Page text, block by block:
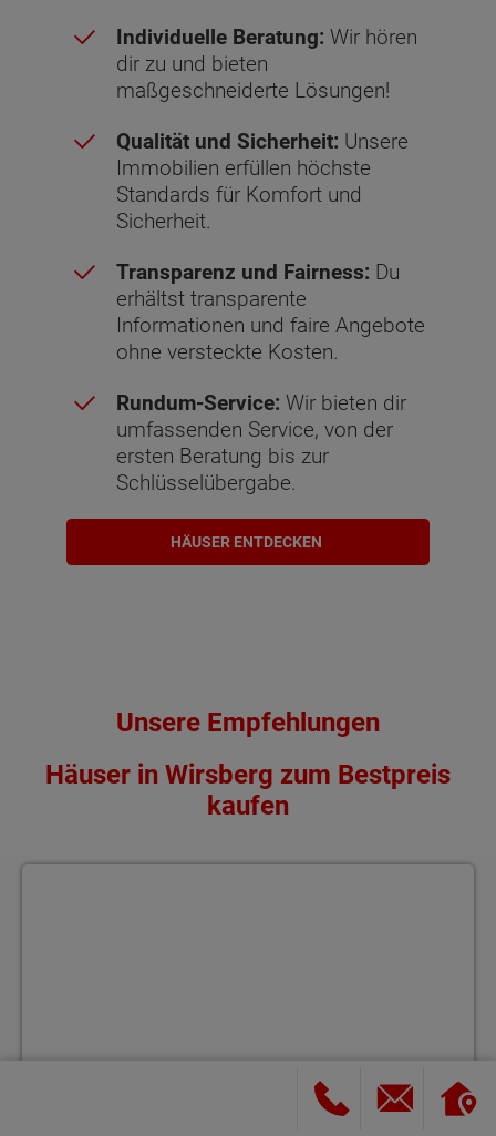
Individuelle Beratung: Wir hören
dir zu und bieten
maßgeschneiderte Lösungen!
Qualität und Sicherheit: Unsere
Immobilien erfüllen höchste
Standards für Komfort und
Sicherheit.
Transparenz und Fairness: Du
erhältst transparente
Informationen und faire Angebote
ohne versteckte Kosten.
Rundum-Service: Wir bieten dir
umfassenden Service, von der
ersten Beratung bis zur
Schlüsselübergabe.
HÄUSER ENTDECKEN
Unsere Empfehlungen
Häuser in Wirsberg zum Bestpreis
kaufen